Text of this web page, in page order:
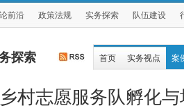
前沿 政策法规 实务探索 队伍建设
探索 首页 实务视点 案
村志愿服务队孵化